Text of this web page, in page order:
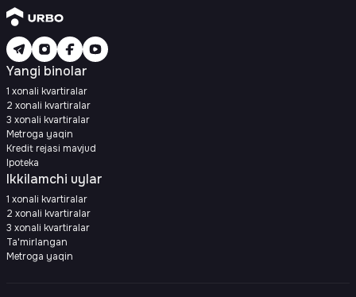
Yangi binolar
1 xonali kvartiralar
2 xonali kvartiralar
3 xonali kvartiralar
Metroga yaqin
Kredit rejasi mavjud
Ipoteka
Ikkilamchi uylar
1 xonali kvartiralar
2 xonali kvartiralar
3 xonali kvartiralar
Ta'mirlangan
Metroga yaqin